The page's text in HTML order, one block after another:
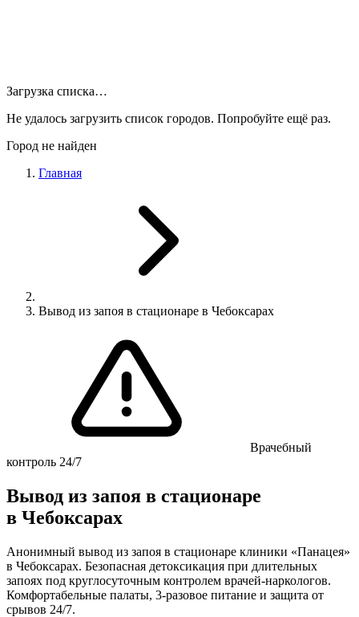
Загрузка списка…
Не удалось загрузить список городов. Попробуйте ещё раз.
Город не найден
Главная
Вывод из запоя в стационаре в Чебоксарах
Врачебный
контроль 24/7
Вывод из запоя в стационаре
в Чебоксарах
Анонимный вывод из запоя в стационаре клиники «Панацея»
в Чебоксарах. Безопасная детоксикация при длительных
запоях под круглосуточным контролем врачей-наркологов.
Комфортабельные палаты, 3-разовое питание и защита от
срывов 24/7.